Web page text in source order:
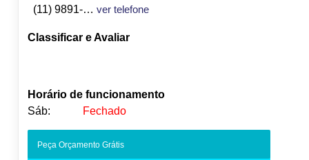
(11) 9891-0765
ver telefone
Classificar e Avaliar
Horário de funcionamento
Sáb:
Fechado
-
Peça Orçamento Grátis